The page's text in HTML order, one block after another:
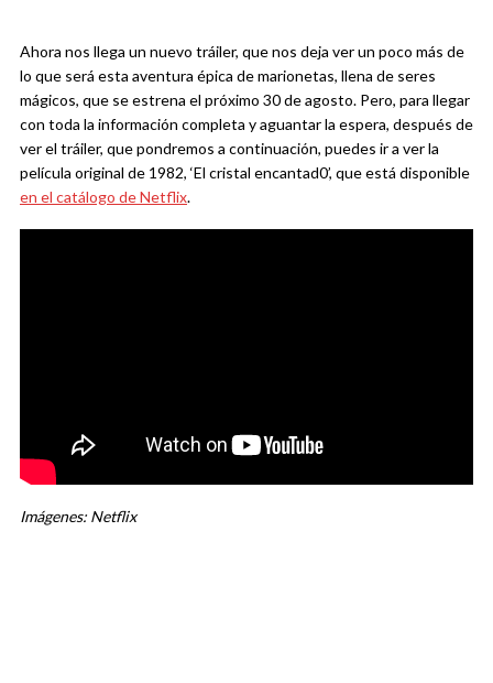
Ahora nos llega un nuevo tráiler, que nos deja ver un poco más de
lo que será esta aventura épica de marionetas, llena de seres
mágicos, que se estrena el próximo 30 de agosto. Pero, para llegar
con toda la información completa y aguantar la espera, después de
ver el tráiler, que pondremos a continuación, puedes ir a ver la
película original de 1982, ‘El cristal encantad0’, que está disponible
en el catálogo de Netflix.
Imágenes: Netflix